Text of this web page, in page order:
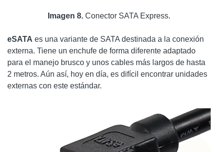
Imagen 8. Conector SATA Express.
eSATA es una variante de SATA destinada a la conexión
externa. Tiene un enchufe de forma diferente adaptado
para el manejo brusco y unos cables más largos de hasta
2 metros. Aún así, hoy en día, es difícil encontrar unidades
externas con este estándar.